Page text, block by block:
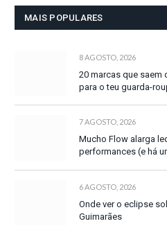
MAIS POPULARES
8 AGOSTO, 2026
20 marcas que saem
para o teu guarda-
7 AGOSTO, 2026
Mucho Flow alarga
performances (e há
6 AGOSTO, 2026
Onde ver o eclipse
Guimarães